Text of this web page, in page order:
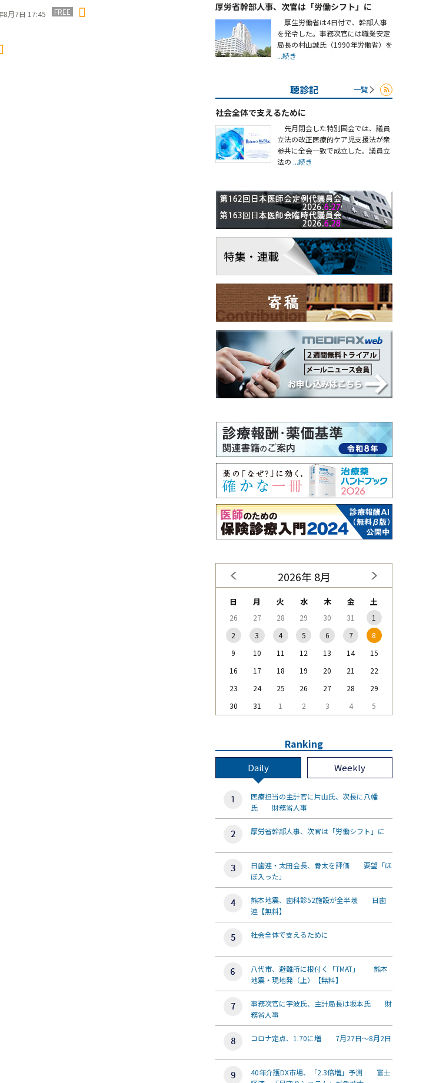
8月7日 17:45 FREE 厚労省幹部人事、次官は「労働シフト」に
厚生労働省は4日付で、幹部人事
を発令した。事務次官には職業安定
局長の村山誠氏（1990年労働省）を
...続き
聴診記 一覧
社会全体で支えるために
先月閉会した特別国会では、議員
立法の改正医療的ケア児支援法が衆
参共に全会一致で成立した。議員立
法の ...続き
2026年 8月
日 月 火 水 木 金 土
26 27 28 29 30 31
1
2
3 4 5 6 7
8
9
10 11 12 13 14
15
16
17 18 19 20 21
22
23
24 25 26 27 28
29
30
31 1 2 3 4 5
Ranking
Daily Weekly
医療担当の主計官に片山氏、次長に八幡
氏 財務省人事
厚労省幹部人事、次官は「労働シフト」に
日歯連・太田会長、骨太を評価 要望「ほ
ぼ入った」
熊本地震、歯科診52施設が全半壊 日歯
連【無料】
社会全体で支えるために
八代市、避難所に根付く「TMAT」 熊本
地震・現地発（上）【無料】
事務次官に宇波氏、主計局長は坂本氏 財
務省人事
コロナ定点、1.70に増 7月27日～8月2日
40年介護DX市場、「2.3倍増」予測 富士